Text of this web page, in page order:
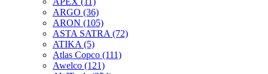
ARGO (36)
ARON (105)
ASTA SATRA (72)
ATIKA (5)
Atlas Copco (111)
Awelco (121)